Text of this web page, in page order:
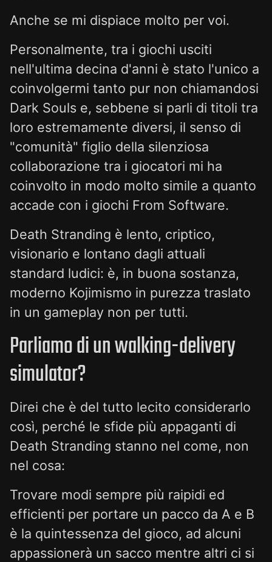
Anche se mi dispiace molto per voi.
Personalmente, tra i giochi usciti
nell'ultima decina d'anni è stato l'unico a
coinvolgermi tanto pur non chiamandosi
Dark Souls e, sebbene si parli di titoli tra
loro estremamente diversi, il senso di
"comunità" figlio della silenziosa
collaborazione tra i giocatori mi ha
coinvolto in modo molto simile a quanto
accade con i giochi From Software.
Death Stranding è lento, criptico,
visionario e lontano dagli attuali
standard ludici: è, in buona sostanza,
moderno Kojimismo in purezza traslato
in un gameplay non per tutti.
Parliamo di un walking-delivery
simulator?
Direi che è del tutto lecito considerarlo
così, perché le sfide più appaganti di
Death Stranding stanno nel come, non
nel cosa:
Trovare modi sempre più raipidi ed
efficienti per portare un pacco da A e B
è la quintessenza del gioco, ad alcuni
appassionerà un sacco mentre altri ci si